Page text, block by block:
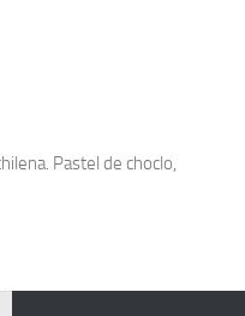
Pastel de choclo,